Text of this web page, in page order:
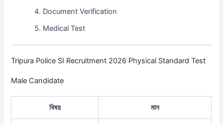
Document Verification
Medical Test
Tripura Police SI Recruitment 2026 Physical Standard Test
Male Candidate
বিষয় মান